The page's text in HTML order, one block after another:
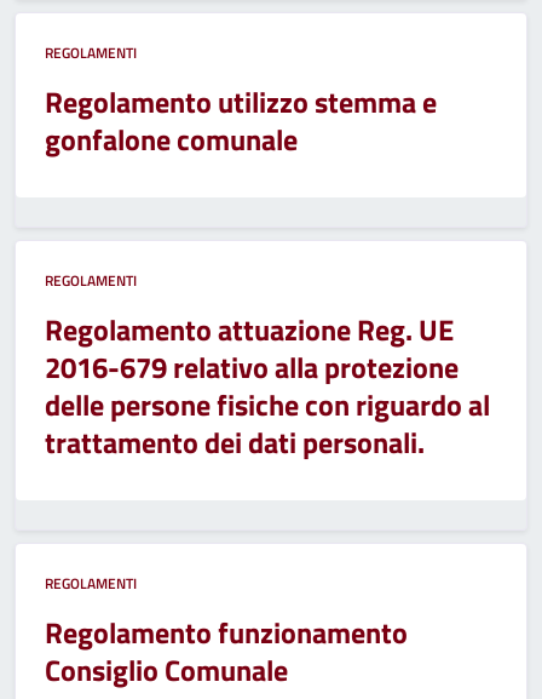
REGOLAMENTI
Regolamento utilizzo stemma e
gonfalone comunale
REGOLAMENTI
Regolamento attuazione Reg. UE
2016-679 relativo alla protezione
delle persone fisiche con riguardo al
trattamento dei dati personali.
REGOLAMENTI
Regolamento funzionamento
Consiglio Comunale